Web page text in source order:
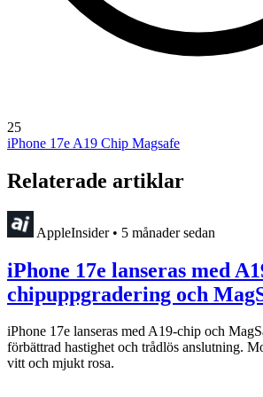
25
iPhone 17e A19 Chip Magsafe
Relaterade artiklar
AppleInsider • 5 månader sedan
iPhone 17e lanseras med
chipuppgradering och
iPhone 17e lanseras med A19-chip och
förbättrad hastighet och trådlös anslutning.
vitt och mjukt rosa.